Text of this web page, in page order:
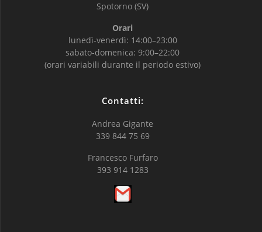
Spotorno (SV)
Orari
lunedì-venerdì: 14:00–23:00
sabato-domenica: 9:00–22:00
(orari variabili durante il periodo estivo)
Contatti:
Andrea Gigante
339 844 75 69
Francesco Furfaro
393 914 1283